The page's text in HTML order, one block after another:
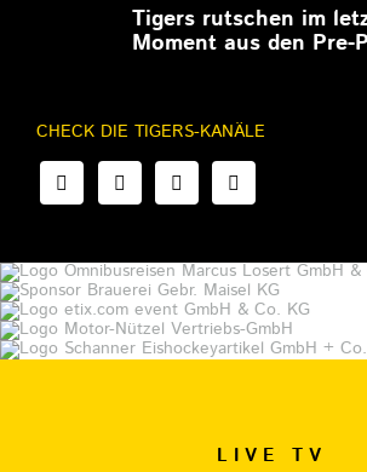
Tigers rutschen im
Moment aus den Pre-
CHECK DIE TIGERS-KANÄLE
LIVE TV